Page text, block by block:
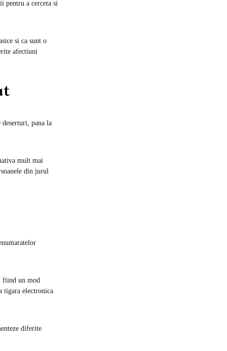
pentru a cerceta si
si ca sunt o
afectiuni
deserturi, pana la
mult mai
din jurul
fiind un mod
tigara electronica
diferite